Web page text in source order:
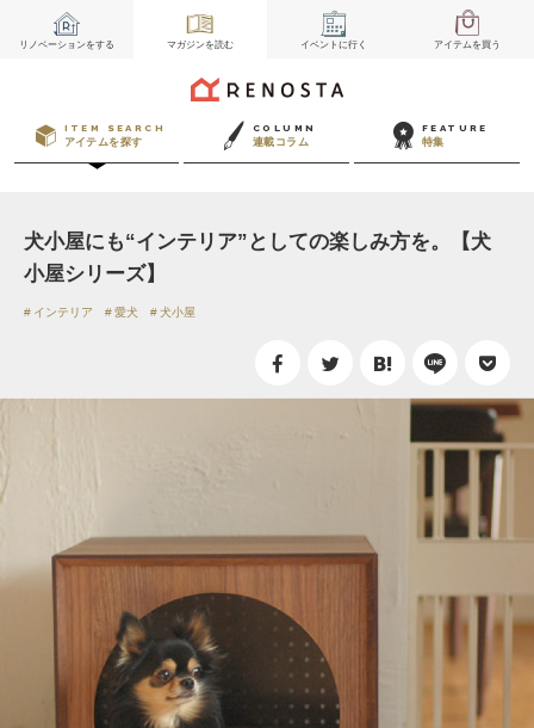
リノベーションをする マガジンを読む イベント に行く アイテムを買う
ITEM SEARCH
アイテムを探す
COLUMN
連載コラム
FEATURE
特集
犬小屋にも“インテリア”としての楽しみ方を。【犬
小屋シリーズ】
インテリア 愛犬 犬小屋